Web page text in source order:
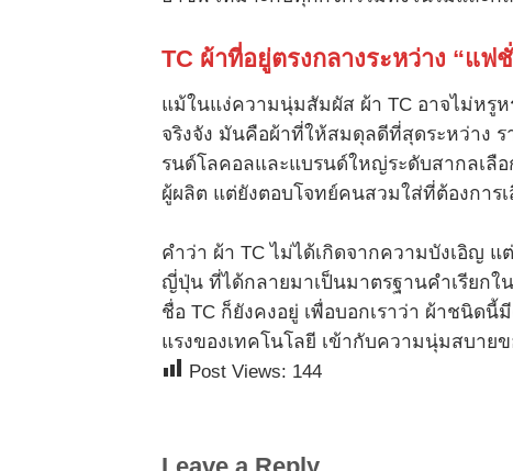
TC ผ้าที่อยู่ตรงกลางระหว่าง “แฟ
แม้ในแง่ความนุ่มสัมผัส ผ้า TC อาจไม่หรูห
จริงจัง มันคือผ้าที่ให้สมดุลดีที่สุดระหว่าง
รนด์โลคอลและแบรนด์ใหญ่ระดับสากลเลื
ผู้ผลิต แต่ยังตอบโจทย์คนสวมใส่ที่ต้องการ
คำว่า ผ้า TC ไม่ได้เกิดจากความบังเอิญ แ
ญี่ปุ่น ที่ได้กลายมาเป็นมาตรฐานคำเรียกใน
ชื่อ TC ก็ยังคงอยู่ เพื่อบอกเราว่า ผ้าชนิด
แรงของเทคโนโลยี เข้ากับความนุ่มสบาย
Post Views: 144